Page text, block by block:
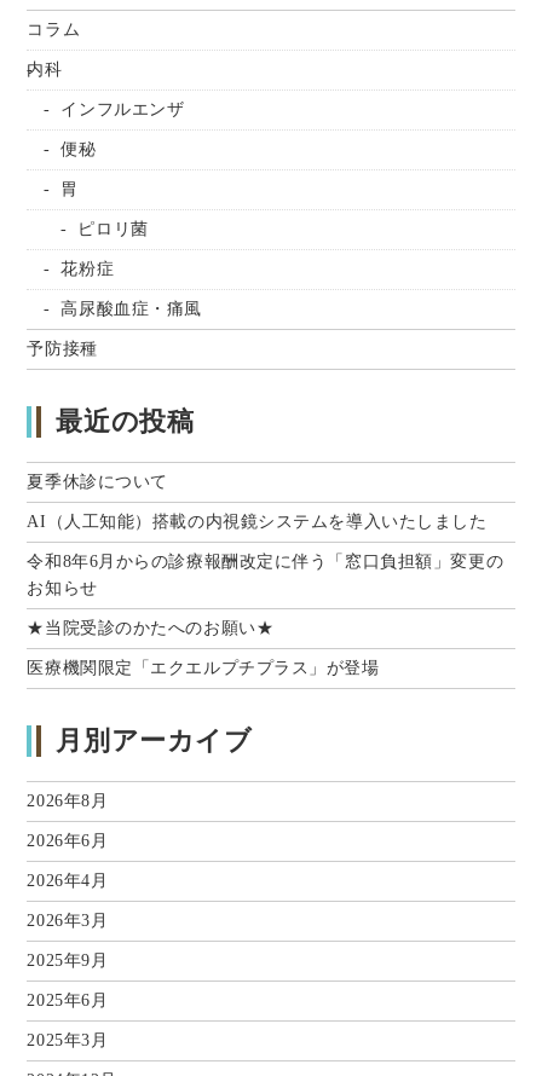
コラム
内科
インフルエンザ
便秘
胃
ピロリ菌
花粉症
高尿酸血症・痛風
予防接種
最近の投稿
夏季休診について
AI（人工知能）搭載の内視鏡システムを導入いたしました
令和8年6月からの診療報酬改定に伴う「窓口負担額」変更の
お知らせ
★当院受診のかたへのお願い★
医療機関限定「エクエルプチプラス」が登場
月別アーカイブ
2026年8月
2026年6月
2026年4月
2026年3月
2025年9月
2025年6月
2025年3月